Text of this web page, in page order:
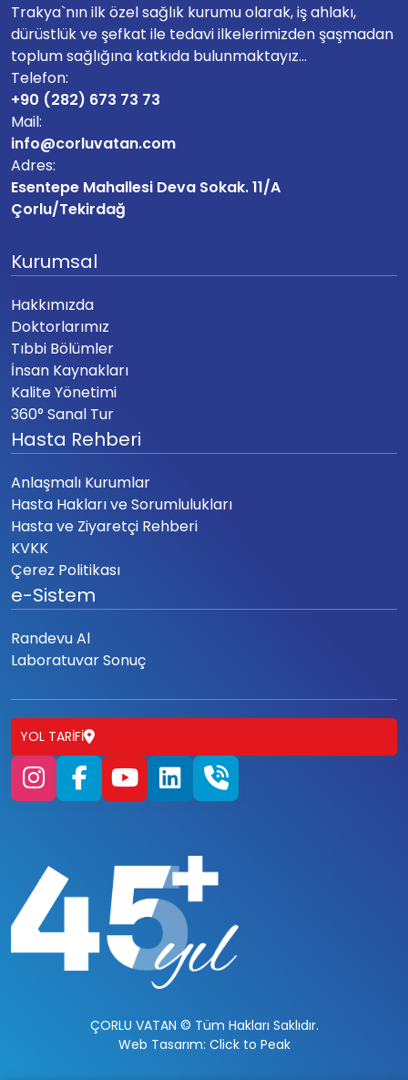
Trakya`nın ilk özel sağlık kurumu olarak, iş ahlakı,
dürüstlük ve şefkat ile tedavi ilkelerimizden şaşmadan
toplum sağlığına katkıda bulunmaktayız...
Telefon:
+90 (282) 673 73 73
Mail:
info@corluvatan.com
Adres:
Esentepe Mahallesi Deva Sokak. 11/A
Çorlu/Tekirdağ
Kurumsal
Hakkımızda
Doktorlarımız
Tıbbi Bölümler
İnsan Kaynakları
Kalite Yönetimi
360° Sanal Tur
Hasta Rehberi
Anlaşmalı Kurumlar
Hasta Hakları ve Sorumlulukları
Hasta ve Ziyaretçi Rehberi
KVKK
Çerez Politikası
e-Sistem
Randevu Al
Laboratuvar Sonuç
YOL TARIFI
ÇORLU VATAN © Tüm Hakları Saklıdır.
Web Tasarım: Click to Peak